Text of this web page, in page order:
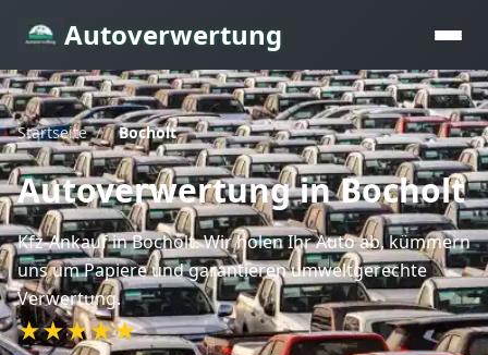
Autoverwertung
Startseite / Bocholt
Autoverwertungin Bocholt
Kfz-Ankaufin Bocholt. Wir holen Ihr Auto ab, kümmern
uns um Papiere und garantieren umweltgerechte
Verwertung.
★★★★★